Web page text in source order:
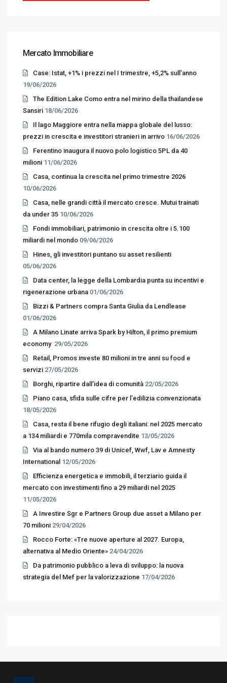
Mercato Immobiliare
Case: Istat, +1% i prezzi nel I trimestre, +5,2% sull’anno
19/06/2026
The Edition Lake Como entra nel mirino della thailandese
Sansiri 18/06/2026
Il lago Maggiore entra nella mappa globale del lusso:
prezzi in crescita e investitori stranieri in arrivo 16/06/2026
Ferentino inaugura il nuovo polo logistico 5PL da 40
milioni 11/06/2026
Casa, continua la crescita nel primo trimestre 2026
10/06/2026
Casa, nelle grandi città il mercato cresce. Mutui trainati
da under 35 10/06/2026
Fondi immobiliari, patrimonio in crescita oltre i 5.100
miliardi nel mondo 09/06/2026
Hines, gli investitori puntano su asset resilienti
05/06/2026
Data center, la legge della Lombardia punta su incentivi e
rigenerazione urbana 01/06/2026
Bizzi & Partners compra Santa Giulia da Lendlease
01/06/2026
A Milano Linate arriva Spark by Hilton, il primo premium
economy 29/05/2026
Retail, Promos investe 80 milioni in tre anni su food e
servizi 27/05/2026
Borghi, ripartire dall’idea di comunità 22/05/2026
Piano casa, sfida sulle cifre per l’edilizia convenzionata
18/05/2026
Casa, resta il bene rifugio degli italiani: nel 2025 mercato
a 134 miliardi e 770mila compravendite 13/05/2026
Via al bando numero 39 di Unicef, Wwf, Lav e Amnesty
International 12/05/2026
Efficienza energetica e immobili, il terziario guida il
mercato con investimenti fino a 29 miliardi nel 2025
11/05/2026
A Investire Sgr e Partners Group due asset a Milano per
70 milioni 29/04/2026
Rocco Forte: «Tre nuove aperture al 2027. Europa,
alternativa al Medio Oriente» 24/04/2026
Da patrimonio pubblico a leva di sviluppo: la nuova
strategia del Mef per la valorizzazione 17/04/2026